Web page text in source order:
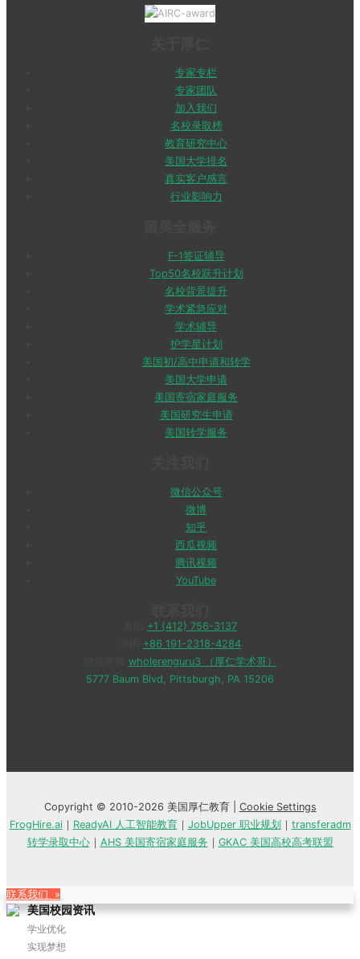
专家专栏
专家团队
加入我们
名校录取榜
教育研究中心
美国大学排名
真实客户感言
行业影响力
F-1签证辅导
Top50名校跃升计划
名校背景提升
学术紧急应对
学术辅导
护学星计划
美国初/高中申请和转学
美国大学申请
美国寄宿家庭服务
美国研究生申请
美国转学服务
微信公众号
微博
知乎
西瓜视频
腾讯视频
YouTube
+1 (412) 756-3137
+86 191-2318-4284
wholerenguru3 （厚仁学术哥）
5777 Baum Blvd, Pittsburgh, PA 15206
Copyright © 2010-2026 美国厚仁教育 | Cookie Settings
FrogHire.ai｜ ReadyAI 人工智能教育｜ JobUpper 职业规划 ｜ transferadm
转学录取中心｜ AHS 美国寄宿家庭服务 ｜ GKAC 美国高校高考联盟
联系我们 »
美国校园资讯
学业优化
实现梦想